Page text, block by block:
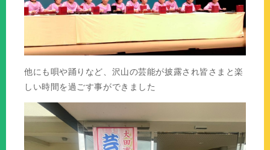
他にも唄や踊りなど、沢山の芸能が披露され皆さまと楽
しい時間を過ごす事ができました